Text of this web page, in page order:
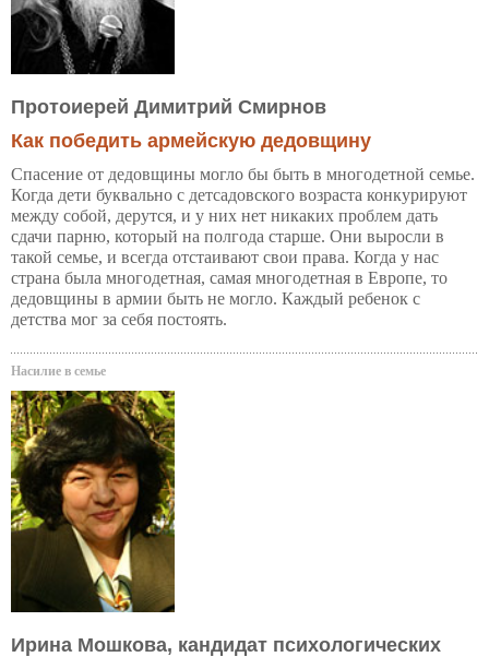
Протоиерей Димитрий Смирнов
Как победить армейскую дедовщину
Спасение от дедовщины могло бы быть в многодетной семье.
Когда дети буквально с детсадовского возраста конкурируют
между собой, дерутся, и у них нет никаких проблем дать
сдачи парню, который на полгода старше. Они выросли в
такой семье, и всегда отстаивают свои права. Когда у нас
страна была многодетная, самая многодетная в Европе, то
дедовщины в армии быть не могло. Каждый ребенок с
детства мог за себя постоять.
Насилие в семье
Ирина Мошкова, кандидат психологических